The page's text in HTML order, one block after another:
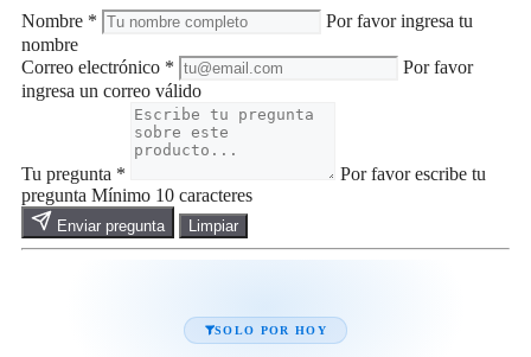
Nombre *
Por favor ingresa tu
nombre
Correo electrónico *
Por favor
ingresa un correo válido
Tu pregunta *
Por favor escribe tu
pregunta Mínimo 10 caracteres
Enviar pregunta Limpiar
SOLO POR HOY